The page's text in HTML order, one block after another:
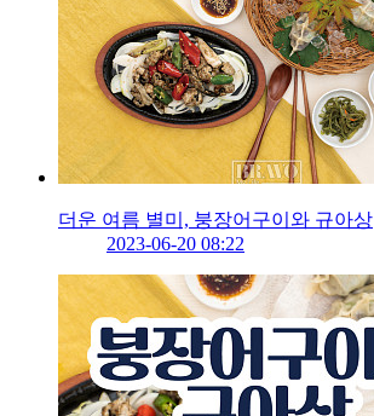
더운 여름 별미, 붕장어구이와 규아상
2023-06-20 08:22